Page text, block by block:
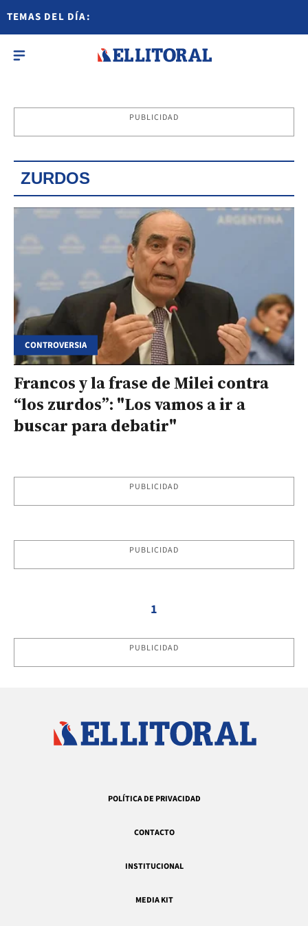
TEMAS DEL DÍA:
PUBLICIDAD
ZURDOS
CONTROVERSIA
Francos y la frase de Milei contra
“los zurdos”: "Los vamos a ir a
buscar para debatir"
PUBLICIDAD
PUBLICIDAD
1
PUBLICIDAD
POLÍTICA DE PRIVACIDAD
CONTACTO
INSTITUCIONAL
MEDIA KIT